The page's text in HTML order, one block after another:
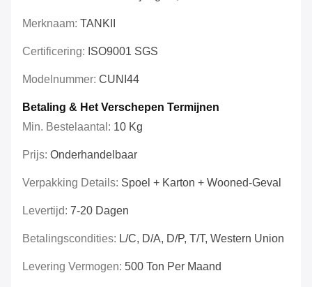
Merknaam: TANKII
Certificering: ISO9001 SGS
Modelnummer: CUNI44
Betaling & Het Verschepen Termijnen
Min. Bestelaantal: 10 Kg
Prijs: Onderhandelbaar
Verpakking Details: Spoel + Karton + Wooned-Geval
Levertijd: 7-20 Dagen
Betalingscondities: L/C, D/A, D/P, T/T, Western Union
Levering Vermogen: 500 Ton Per Maand